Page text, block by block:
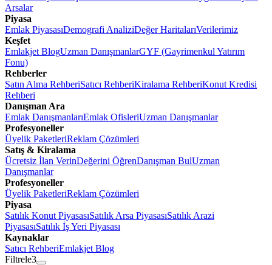
Arsalar
Piyasa
Emlak PiyasasıDemografi AnaliziDeğer HaritalarıVerilerimiz
Keşfet
Emlakjet BlogUzman DanışmanlarGYF (Gayrimenkul Yatırım
Fonu)
Rehberler
Satın Alma RehberiSatıcı RehberiKiralama RehberiKonut Kredisi
Rehberi
Danışman Ara
Emlak DanışmanlarıEmlak OfisleriUzman Danışmanlar
Profesyoneller
Üyelik PaketleriReklam Çözümleri
Satış & Kiralama
Ücretsiz İlan VerinDeğerini ÖğrenDanışman BulUzman
Danışmanlar
Profesyoneller
Üyelik PaketleriReklam Çözümleri
Piyasa
Satılık Konut PiyasasıSatılık Arsa PiyasasıSatılık Arazi
PiyasasıSatılık İş Yeri Piyasası
Kaynaklar
Satıcı RehberiEmlakjet Blog
Filtrele3